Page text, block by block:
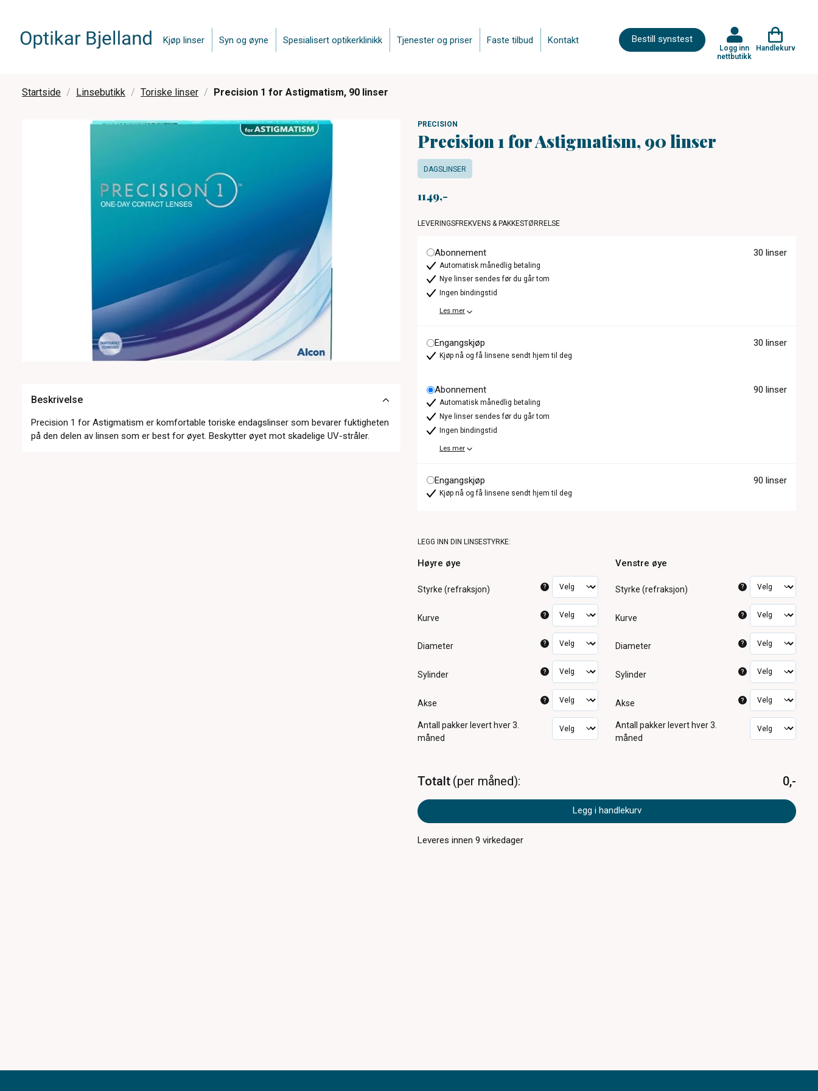
Bestill synstest
Kjøp linser Syn og øyne Spesialisert optikerklinikk Tjenester og priser Faste tilbud Kontakt
Logg inn
nettbutikk
Handlekurv
Startside Linsebutikk Toriske linser Precision 1 for Astigmatism, 90 linser
Beskrivelse
Precision 1 for Astigmatism er komfortable toriske endagslinser som bevarer fuktigheten
på den delen av linsen som er best for øyet. Beskytter øyet mot skadelige UV-stråler.
PRECISION
Precision 1 for Astigmatism, 90 linser
DAGSLINSER
1149
LEVERINGSFREKVENS & PAKKESTØRRELSE
Abonnement 30 linser
Automatisk månedlig betaling
Nye linser sendes før du går tom
Ingen bindingstid
Les mer
Engangskjøp 30 linser
Kjøp nå og få linsene sendt hjem til deg
Abonnement 90 linser
Automatisk månedlig betaling
Nye linser sendes før du går tom
Ingen bindingstid
Les mer
Engangskjøp 90 linser
Kjøp nå og få linsene sendt hjem til deg
LEGG INN DIN LINSESTYRKE:
Høyre øye
Styrke (refraksjon) ?
Kurve ?
Diameter ?
Sylinder ?
Akse ?
Antall pakkerlevert hver 3.
måned
Venstre øye
Styrke (refraksjon) ?
Kurve ?
Diameter ?
Sylinder ?
Akse ?
Antall pakkerlevert hver 3.
måned
Totalt per måned 0,-
Legg i handlekurv
Leveres innen9 virkedager